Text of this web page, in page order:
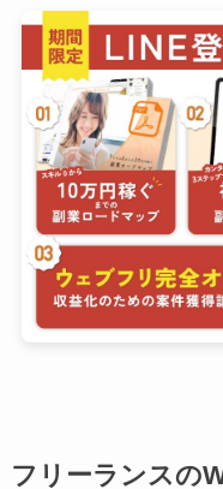
フリーランスの